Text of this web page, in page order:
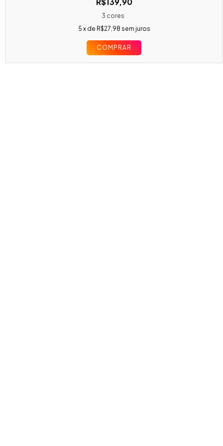
3 cores
5 x de R$27,98 sem juros
COMPRAR